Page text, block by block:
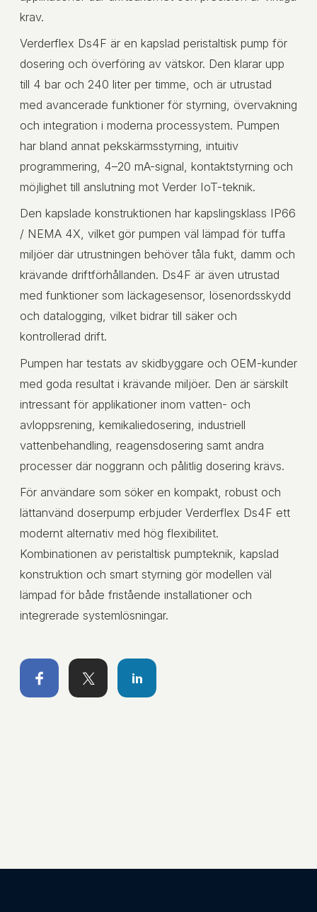
krav.
Verderflex Ds4F är en kapslad peristaltisk pump för
dosering och överföring av vätskor. Den klarar upp
till 4 bar och 240 liter per timme, och är utrustad
med avancerade funktioner för styrning, övervakning
och integration i moderna processystem. Pumpen
har bland annat pekskärmsstyrning, intuitiv
programmering, 4–20 mA-signal, kontaktstyrning och
möjlighet till anslutning mot Verder IoT-teknik.
Den kapslade konstruktionen har kapslingsklass IP66
/ NEMA 4X, vilket gör pumpen väl lämpad för tuffa
miljöer där utrustningen behöver tåla fukt, damm och
krävande driftförhållanden. Ds4F är även utrustad
med funktioner som läckagesensor, lösenordsskydd
och datalogging, vilket bidrar till säker och
kontrollerad drift.
Pumpen har testats av skidbyggare och OEM-kunder
med goda resultat i krävande miljöer. Den är särskilt
intressant för applikationer inom vatten- och
avloppsrening, kemikaliedosering, industriell
vattenbehandling, reagensdosering samt andra
processer där noggrann och pålitlig dosering krävs.
För användare som söker en kompakt, robust och
lättanvänd doserpump erbjuder Verderflex Ds4F ett
modernt alternativ med hög flexibilitet.
Kombinationen av peristaltisk pumpteknik, kapslad
konstruktion och smart styrning gör modellen väl
lämpad för både fristående installationer och
integrerade systemlösningar.